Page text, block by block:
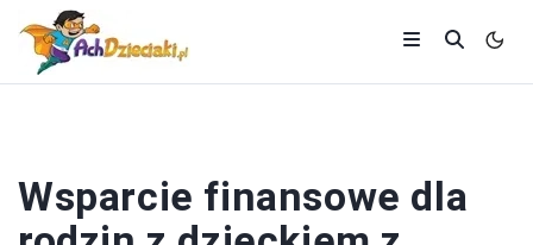
Wsparcie finansowe dla